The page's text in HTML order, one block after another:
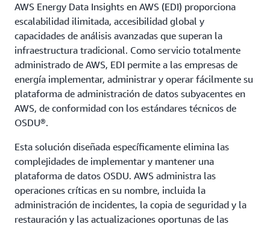
AWS Energy Data Insights en AWS (EDI) proporciona
escalabilidad ilimitada, accesibilidad global y
capacidades de análisis avanzadas que superan la
infraestructura tradicional. Como servicio totalmente
administrado de AWS, EDI permite a las empresas de
energía implementar, administrar y operar fácilmente su
plataforma de administración de datos subyacentes en
AWS, de conformidad con los estándares técnicos de
OSDU®.
Esta solución diseñada específicamente elimina las
complejidades de implementar y mantener una
plataforma de datos OSDU. AWS administra las
operaciones críticas en su nombre, incluida la
administración de incidentes, la copia de seguridad y la
restauración y las actualizaciones oportunas de las